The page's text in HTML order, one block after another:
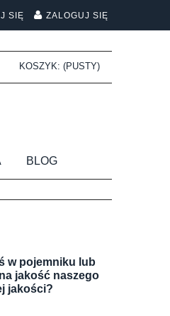
SIĘ ZALOGUJ SIĘ
KOSZYK: (PUSTY)
BLOG
w pojemniku lub
jakość naszego
jakości?